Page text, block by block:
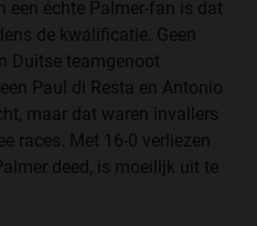
een échte Palmer-fan is dat
de kwalificatie. Geen
Duitse teamgenoot
Paul di Resta en Antonio
maar dat waren invallers
races. Met 16-0 verliezen
deed, is moeilijk uit te